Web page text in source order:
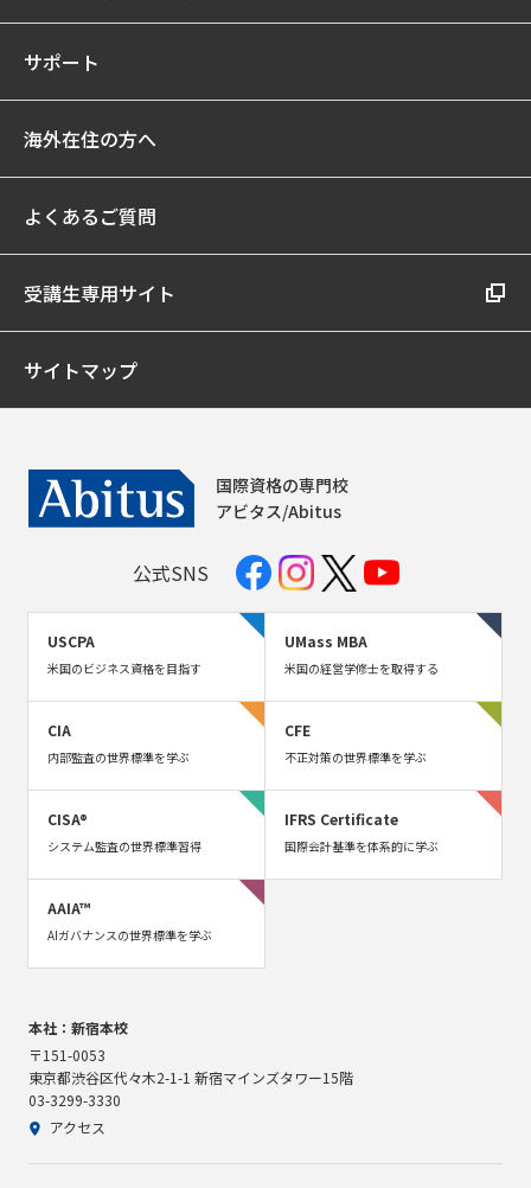
サポート
海外在住の方へ
よくあるご質問
受講生専用サイト
サイトマップ
国際資格の専門校
アビタス/Abitus
公式SNS
USCPA
米国のビジネス資格を目指す
UMass MBA
米国の経営学修士を取得する
CIA
内部監査の世界標準を学ぶ
CFE
不正対策の世界標準を学ぶ
CISA®
システム監査の世界標準習得
IFRS Certificate
国際会計基準を体系的に学ぶ
AAIA™
AIガバナンスの世界標準を学ぶ
本社：新宿本校
〒151-0053
東京都渋谷区代々木2-1-1 新宿マインズタワー15階
03-3299-3330
アクセス